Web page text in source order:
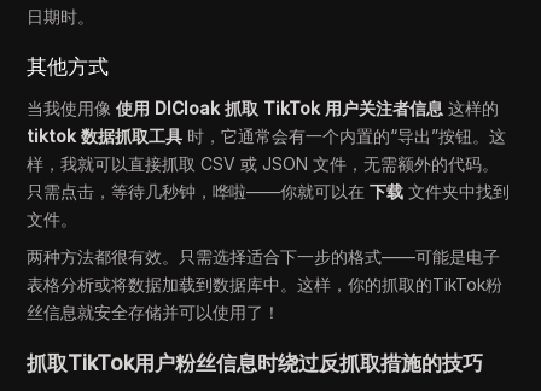
日期时。
其他方式
当我使用像使用 DICloak 抓取 TikTok 用户关注者信息 这样的
tiktok 数据抓取工具 时，它通常会有一个内置的“导出”按钮。这
样，我就可以直接抓取 CSV 或 JSON 文件，无需额外的代码。
只需点击，等待几秒钟，哗啦——你就可以在下载 文件夹中找到
文件。
两种方法都很有效。只需选择适合下一步的格式——可能是电子
表格分析或将数据加载到数据库中。这样，你的抓取的TikTok粉
丝信息就安全存储并可以使用了！
抓取TikTok用户粉丝信息时绕过反抓取措施的技巧